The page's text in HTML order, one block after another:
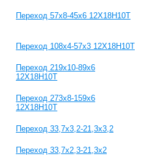
Переход 57x8-45x6 12Х18Н10Т
Переход 108x4-57x3 12Х18Н10Т
Переход 219х10-89х6
12Х18Н10Т
Переход 273х8-159х6
12Х18Н10Т
Переход 33,7x3,2-21,3x3,2
Переход 33,7x2,3-21,3x2